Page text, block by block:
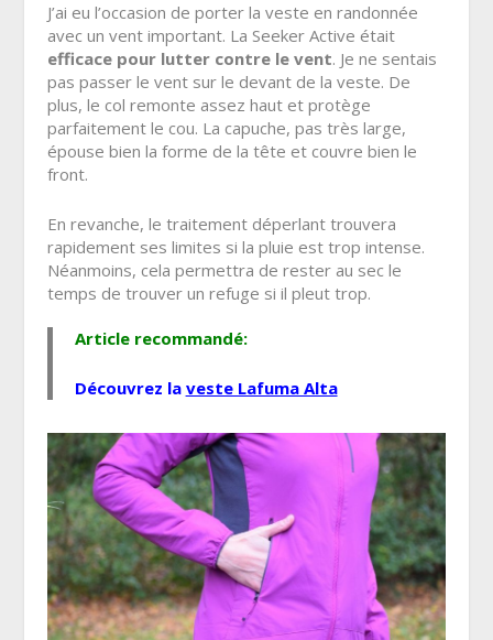
J’ai eu l’occasion de porter la veste en randonnée
avec un vent important. La Seeker Active était
efficace pour lutter contre le vent. Je ne sentais
pas passer le vent sur le devant de la veste. De
plus, le col remonte assez haut et protège
parfaitement le cou. La capuche, pas très large,
épouse bien la forme de la tête et couvre bien le
front.
En revanche, le traitement déperlant trouvera
rapidement ses limites si la pluie est trop intense.
Néanmoins, cela permettra de rester au sec le
temps de trouver un refuge si il pleut trop.
Article recommandé:
Découvrez la veste Lafuma Alta